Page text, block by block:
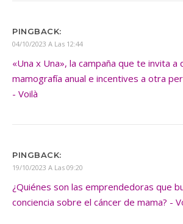
PINGBACK:
04/10/2023 A Las 12:44
«Una x Una», la campaña que te invita
mamografía anual e incentives a otra
- Voilà
PINGBACK:
19/10/2023 A Las 09:20
¿Quiénes son las emprendedoras que
conciencia sobre el cáncer de mama? -